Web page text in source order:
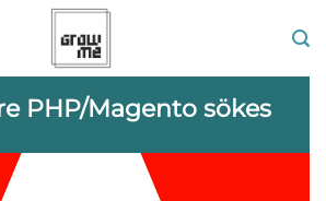
PHP/Magento sökes